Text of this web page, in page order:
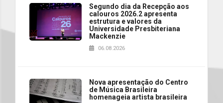
Segundo dia da Recepção aos
calouros 2026.2 apresenta
estrutura e valores da
Universidade Presbiteriana
Mackenzie
06.08.2026
Nova apresentação do Centro
de Música Brasileira
homenageia artista brasileira